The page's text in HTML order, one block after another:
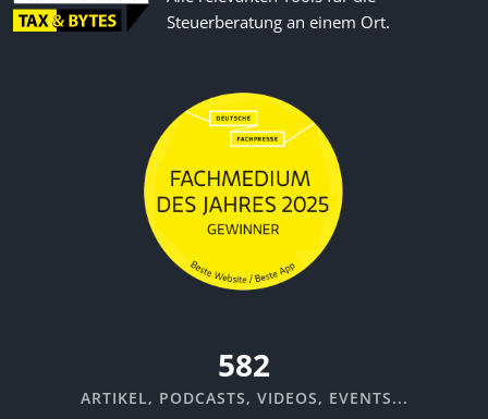
Steuerberatung an einem Ort.
635
ARTIKEL, PODCASTS, VIDEOS, EVENTS...